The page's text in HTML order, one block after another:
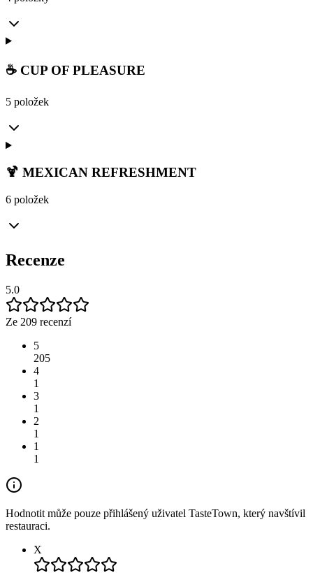
☕ CUP OF PLEASURE
5 položek
🍹 MEXICAN REFRESHMENT
6 položek
Recenze
5.0
Ze 209 recenzí
5
205
4
1
3
1
2
1
1
1
Hodnotit může pouze přihlášený uživatel TasteTown, který navštívil
restauraci.
X